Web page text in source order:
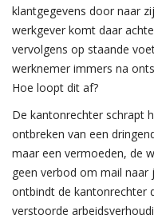
klantgegevens door naar
werkgever komt daar
vervolgens op staande
werknemer immers na
Hoe loopt dit af?
De kantonrechter schrapt
ontbreken van een
maar een vermoeden, de
geen verbod om mail naar
ontbindt de kantonrechter
verstoorde